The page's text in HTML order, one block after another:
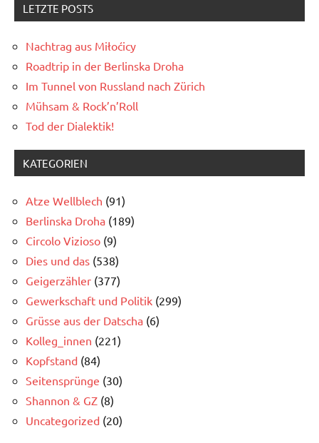
LETZTE POSTS
Nachtrag aus Miłoćicy
Roadtrip in der Berlinska Droha
Im Tunnel von Russland nach Zürich
Mühsam & Rock’n’Roll
Tod der Dialektik!
KATEGORIEN
Atze Wellblech (91)
Berlinska Droha (189)
Circolo Vizioso (9)
Dies und das (538)
Geigerzähler (377)
Gewerkschaft und Politik (299)
Grüsse aus der Datscha (6)
Kolleg_innen (221)
Kopfstand (84)
Seitensprünge (30)
Shannon & GZ (8)
Uncategorized (20)